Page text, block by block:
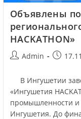
Объявлены
HACKATHON»
Admin
В Ингушетии
«Ингушетия
промышленности и
Ингушетия. До